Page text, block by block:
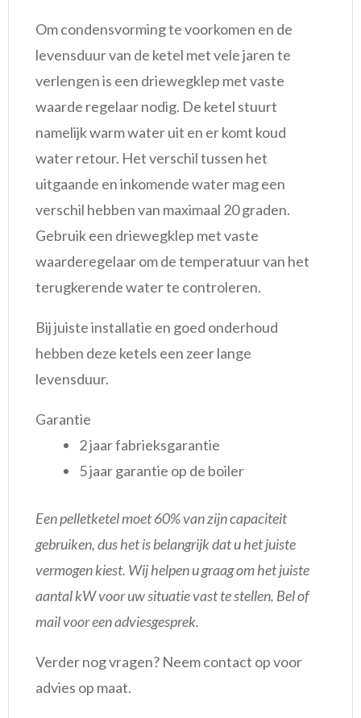
Om condensvorming te voorkomen en de
levensduur van de ketel met vele jaren te
verlengen is een driewegklep met vaste
waarde regelaar nodig. De ketel stuurt
namelijk warm water uit en er komt koud
water retour. Het verschil tussen het
uitgaande en inkomende water mag een
verschil hebben van maximaal 20 graden.
Gebruik een driewegklep met vaste
waarderegelaar om de temperatuur van het
terugkerende water te controleren.
Bij juiste installatie en goed onderhoud
hebben deze ketels een zeer lange
levensduur.
Garantie
2 jaar fabrieksgarantie
5 jaar garantie op de boiler
Een pelletketel moet 60% van zijn capaciteit
gebruiken, dus het is belangrijk dat u het juiste
vermogen kiest. Wij helpen u graag om het juiste
aantal kW voor uw situatie vast te stellen. Bel of
mail voor een adviesgesprek.
Verder nog vragen? Neem contact op voor
advies op maat.